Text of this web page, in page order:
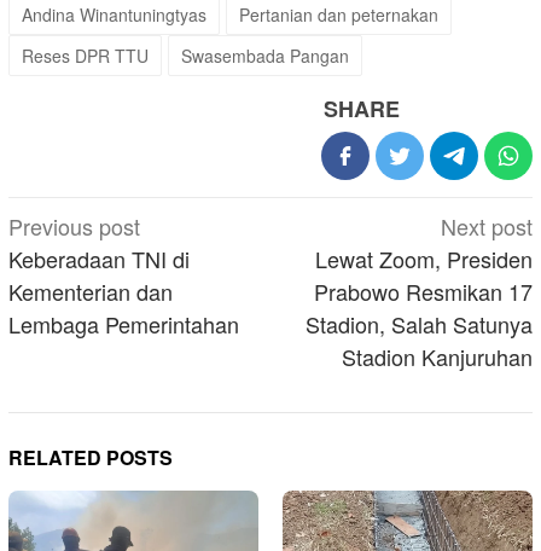
Andina Winantuningtyas
Pertanian dan peternakan
Reses DPR TTU
Swasembada Pangan
SHARE
Post
navigation
Previous post
Keberadaan TNI di
Kementerian dan
Lembaga Pemerintahan
Next post
Lewat Zoom, Presiden
Prabowo Resmikan 17
Stadion, Salah Satunya
Stadion Kanjuruhan
RELATED POSTS